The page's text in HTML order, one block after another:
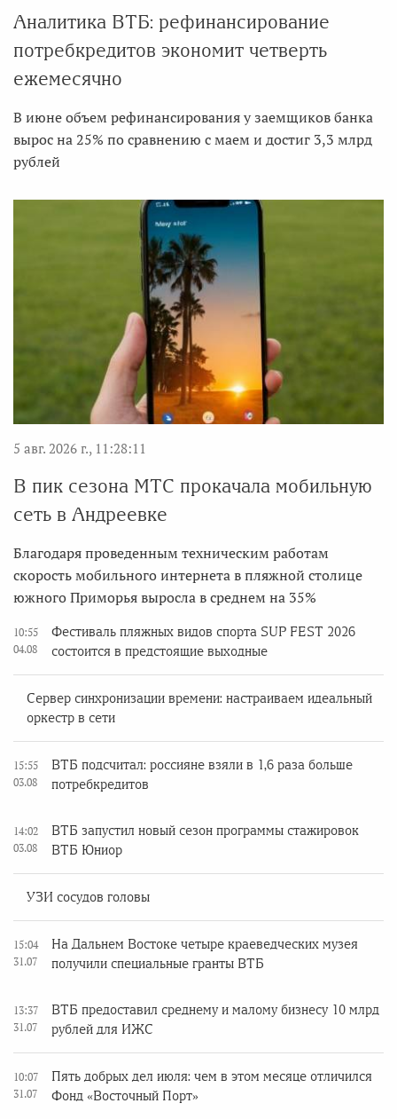
Аналитика ВТБ: рефинансирование
потребкредитов экономит четверть
ежемесячно
В июне объем рефинансирования у заемщиков банка
вырос на 25% по сравнению с маем и достиг 3,3 млрд
рублей
5 авг. 2026 г., 11:28:11
В пик сезона МТС прокачала мобильную
сеть в Андреевке
Благодаря проведенным техническим работам
скорость мобильного интернета в пляжной столице
южного Приморья выросла в среднем на 35%
10:55
04.08
Фестиваль пляжных видов спорта SUP FEST 2026
состоится в предстоящие выходные
Сервер синхронизации времени: настраиваем идеальный
оркестр в сети
15:55
03.08
ВТБ подсчитал: россияне взяли в 1,6 раза больше
потребкредитов
14:02
03.08
ВТБ запустил новый сезон программы стажировок
ВТБ Юниор
УЗИ сосудов головы
15:04
31.07
На Дальнем Востоке четыре краеведческих музея
получили специальные гранты ВТБ
13:37
31.07
ВТБ предоставил среднему и малому бизнесу 10 млрд
рублей для ИЖС
10:07
31.07
Пять добрых дел июля: чем в этом месяце отличился
Фонд «Восточный Порт»